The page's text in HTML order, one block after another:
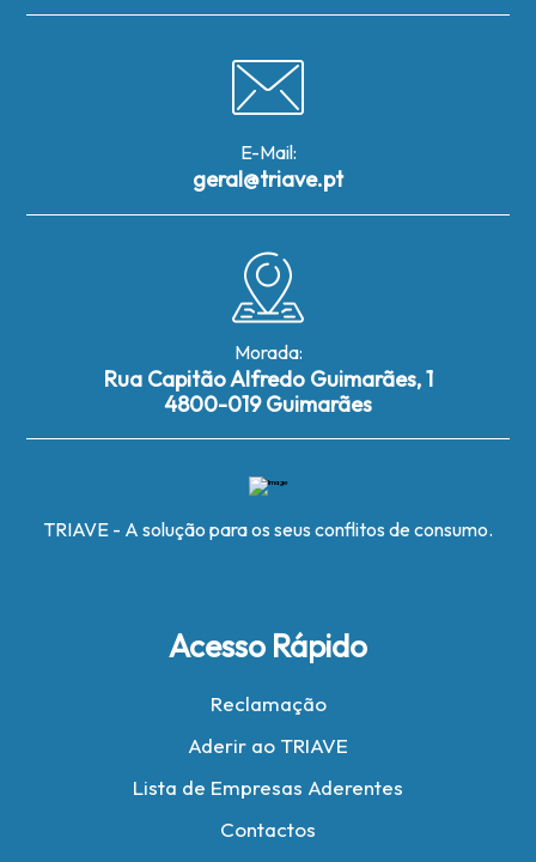
E-Mail:
geral@triave.pt
Morada:
Rua Capitão Alfredo Guimarães, 1
4800-019 Guimarães
TRIAVE - A solução para os seus conflitos de consumo.
Acesso Rápido
Reclamação
Aderir ao TRIAVE
Lista de Empresas Aderentes
Contactos